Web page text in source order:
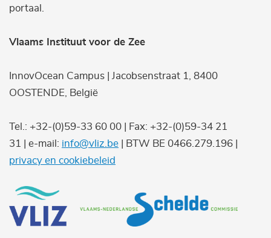
portaal.
Vlaams Instituut voor de Zee
InnovOcean Campus | Jacobsenstraat 1, 8400
OOSTENDE, België
Tel.: +32-(0)59-33 60 00 | Fax: +32-(0)59-34 21
31 | e-mail: info@vliz.be | BTW BE 0466.279.196 |
privacy en cookiebeleid